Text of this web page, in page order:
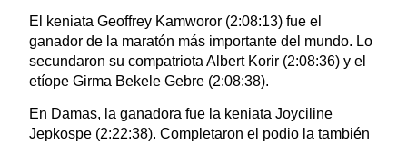
El keniata Geoffrey Kamworor (2:08:13) fue el
ganador de la maratón más importante del mundo. Lo
secundaron su compatriota Albert Korir (2:08:36) y el
etíope Girma Bekele Gebre (2:08:38).
En Damas, la ganadora fue la keniata Joyciline
Jepkospe (2:22:38). Completaron el podio la también